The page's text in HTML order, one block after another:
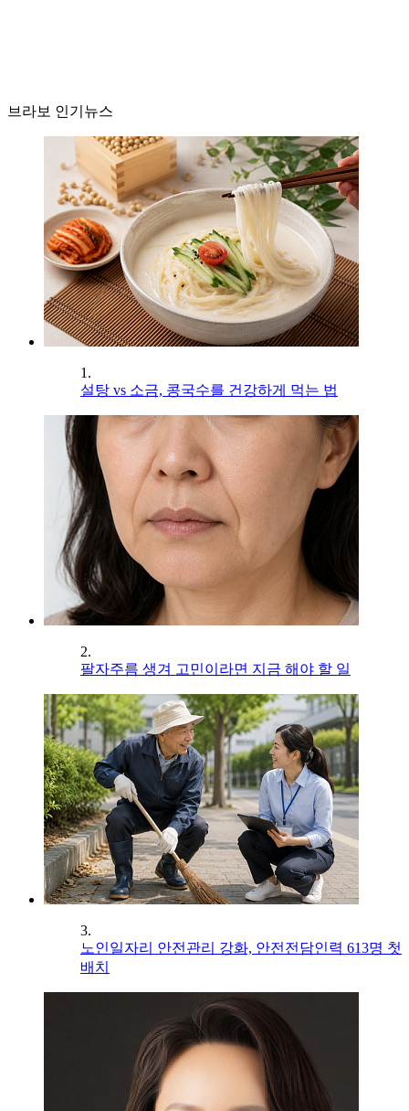
브라보 인기뉴스
1.
설탕 vs 소금, 콩국수를 건강하게 먹는 법
2.
팔자주름 생겨 고민이라면 지금 해야 할 일
3.
노인일자리 안전관리 강화, 안전전담인력 613명 첫
배치